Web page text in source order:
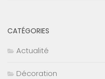
CATÉGORIES
Actualité
Décoration